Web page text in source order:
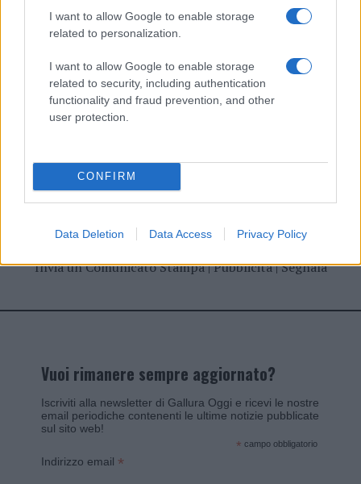
I want to allow Google to enable storage
related to personalization.
I want to allow Google to enable storage
related to security, including authentication
functionality and fraud prevention, and other
user protection.
CONFIRM
Data Deletion Data Access Privacy Policy
Giovannimaria Cabras
Invia un Comunicato Stampa|Pubblicità|Segnala
Vuoi rimanere sempre aggiornato?
Iscriviti alla newsletter di Gallura Oggi e ricevi le nostre
email periodiche contenenti le ultime notizie pubblicate
sul sito web!
* campo obbligatorio
Indirizzo email *